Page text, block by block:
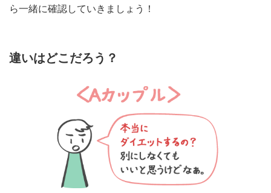
ら一緒に確認していきましょう！
違いはどこだろう？